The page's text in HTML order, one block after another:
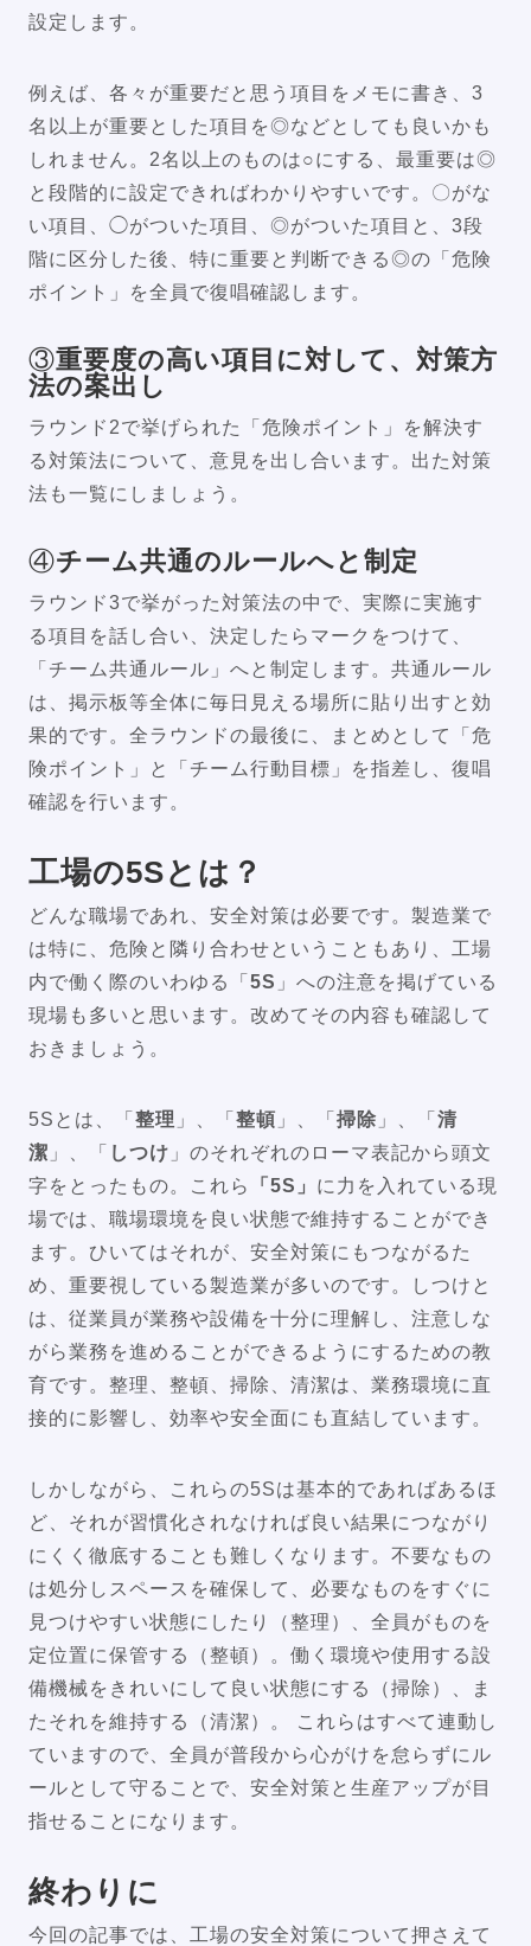
設定します。
例えば、各々が重要だと思う項目をメモに書き、3
名以上が重要とした項目を◎などとしても良いかも
しれません。2名以上のものは○にする、最重要は◎
と段階的に設定できればわかりやすいです。〇がな
い項目、◯がついた項目、◎がついた項目と、3段
階に区分した後、特に重要と判断できる◎の「危険
ポイント」を全員で復唱確認します。
③重要度の高い項目に対して、対策方
法の案出し
ラウンド2で挙げられた「危険ポイント」を解決す
る対策法について、意見を出し合います。出た対策
法も一覧にしましょう。
④チーム共通のルールへと制定
ラウンド3で挙がった対策法の中で、実際に実施す
る項目を話し合い、決定したらマークをつけて、
「チーム共通ルール」へと制定します。共通ルール
は、掲示板等全体に毎日見える場所に貼り出すと効
果的です。全ラウンドの最後に、まとめとして「危
険ポイント」と「チーム行動目標」を指差し、復唱
確認を行います。
工場の5Sとは？
どんな職場であれ、安全対策は必要です。製造業で
は特に、危険と隣り合わせということもあり、工場
内で働く際のいわゆる「 5S 」への注意を掲げている
現場も多いと思います。改めてその内容も確認して
おきましょう。
5Sとは、「 整理 」、「 整頓 」、「 掃除 」、「 清
潔 」、「 しつけ 」のそれぞれのローマ表記から頭文
字をとったもの。これら
「5S」 に力を入れている現
場では、職場環境を良い状態で維持することができ
ます。ひいてはそれが、安全対策にもつながるた
め、重要視している製造業が多いのです。しつけと
は、従業員が業務や設備を十分に理解し、注意しな
がら業務を進めることができるようにするための教
育です。整理、整頓、掃除、清潔は、業務環境に直
接的に影響し、効率や安全面にも直結しています。
しかしながら、これらの5Sは基本的であればあるほ
ど、それが習慣化されなければ良い結果につながり
にくく徹底することも難しくなります。不要なもの
は処分しスペースを確保して、必要なものをすぐに
見つけやすい状態にしたり（整理）、全員がものを
定位置に保管する（整頓）。働く環境や使用する設
備機械をきれいにして良い状態にする（掃除）、ま
たそれを維持する（清潔）。 これらはすべて連動し
ていますので、全員が普段から心がけを怠らずにル
ールとして守ることで、安全対策と生産アップが目
指せることになります。
終わりに
今回の記事では、工場の安全対策について押さえて